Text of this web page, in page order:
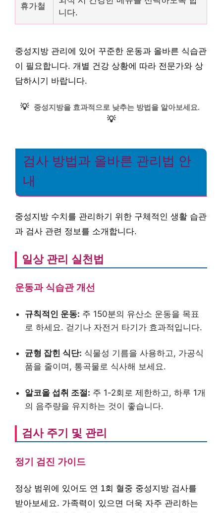
휴가철
니다.
중성지방 관리에 있어 꾸준한 운동과 올바른 식습관
이 필요합니다. 개별 건강 상황에 따라 전문가와 상
담하시기 바랍니다.
💡 중성지방을 효과적으로 낮추는 방법을 알아보세요.
💡
검사 방법과 올바른 관리법 안
내
중성지방 수치를 관리하기 위한 구체적인 생활 습관
과 검사 관련 정보를 소개합니다.
일상 관리 실천법
운동과 식습관 개선
규칙적인 운동: 주 150분의 유산소 운동을 목표
로 하세요. 걷기나 자전거 타기가 효과적입니다.
균형 잡힌 식단: 식물성 기름을 사용하고, 가공식
품을 줄이며, 통곡물로 식사해 보세요.
알코올 섭취 조절: 주 1-2회로 제한하고, 하루 1개
의 음주량을 유지하는 것이 좋습니다.
검사 주기 및 관리
정기 검진 가이드
정상 범위에 있어도 연 1회 혈중 중성지방 검사를
받아보세요. 가족력이 있으면 더욱 자주 관리하는